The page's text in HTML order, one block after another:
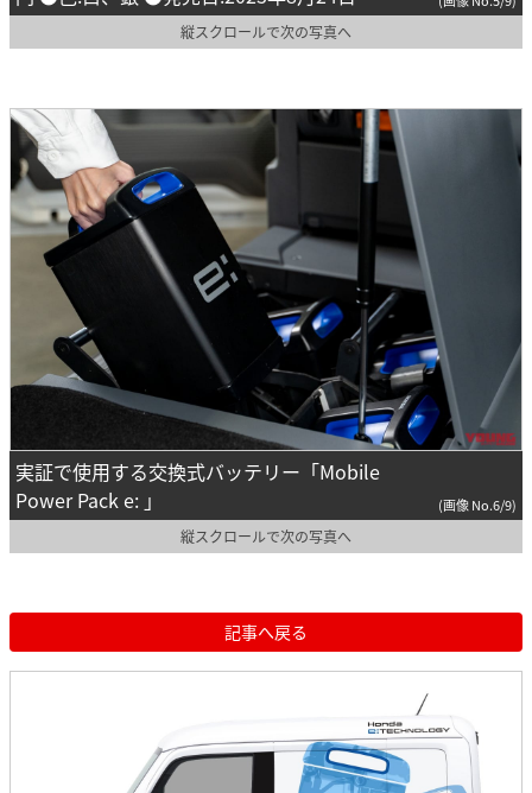
縦スクロールで次の写真へ
実証で使用する交換式バッテリー「Mobile
Power Pack e: 」
(画像 No.6/9)
縦スクロールで次の写真へ
記事へ戻る